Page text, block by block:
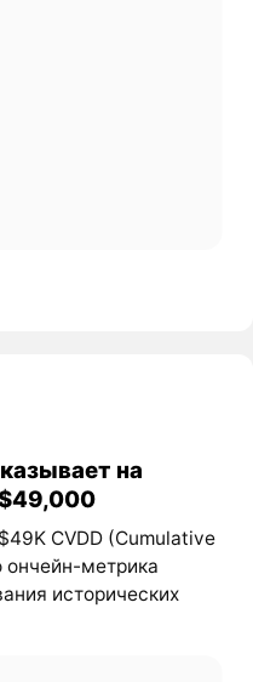
на
CVDD (Cumulative
метрика
исторических